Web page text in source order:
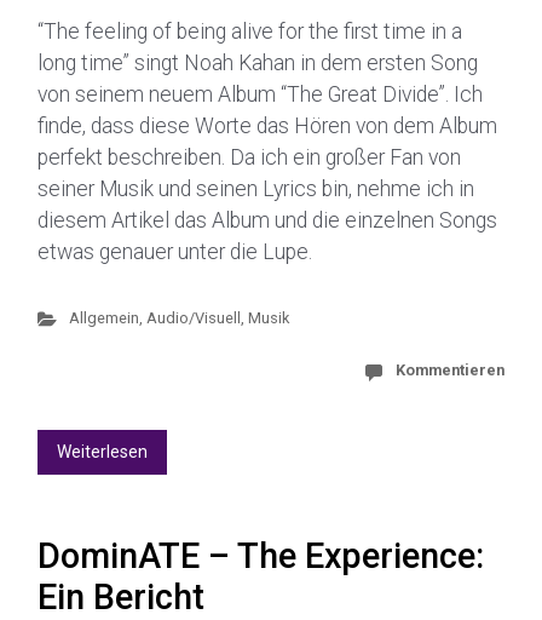
“The feeling of being alive for the first time in a
long time” singt Noah Kahan in dem ersten Song
von seinem neuem Album “The Great Divide”. Ich
finde, dass diese Worte das Hören von dem Album
perfekt beschreiben. Da ich ein großer Fan von
seiner Musik und seinen Lyrics bin, nehme ich in
diesem Artikel das Album und die einzelnen Songs
etwas genauer unter die Lupe.
Allgemein, Audio/Visuell , Musik
Kommentieren
Weiterlesen
DominATE – The Experience:
Ein Bericht